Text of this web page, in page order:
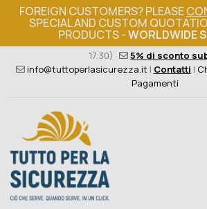
FOREIGN CUSTOMERS? PLEASE
SPECIAL AND CUSTOM
PRODUCTS -WORLDWIDE
Ordine minimo 149€+iva 376 004
17.30)
5% di sconto
info@tuttoperlasicurezza.it | Contatti |
Pagamenti